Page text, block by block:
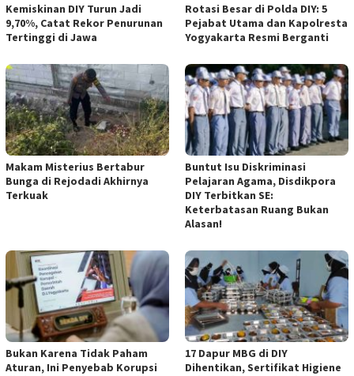
Kemiskinan DIY Turun Jadi
9,70%, Catat Rekor Penurunan
Tertinggi di Jawa
Rotasi Besar di Polda DIY: 5
Pejabat Utama dan Kapolresta
Yogyakarta Resmi Berganti
Makam Misterius Bertabur
Bunga di Rejodadi Akhirnya
Terkuak
Buntut Isu Diskriminasi
Pelajaran Agama, Disdikpora
DIY Terbitkan SE:
Keterbatasan Ruang Bukan
Alasan!
Bukan Karena Tidak Paham
Aturan, Ini Penyebab Korupsi
17 Dapur MBG di DIY
Dihentikan, Sertifikat Higiene